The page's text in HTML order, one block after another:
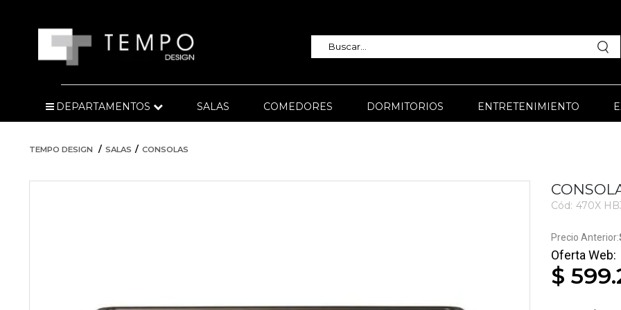
DEPARTAMENTOS SALAS COMEDORES DORMITORIOS ENTRETENIMIENTO
TEMPO DESIGN SALAS CONSOLAS
Cód: 470X
$